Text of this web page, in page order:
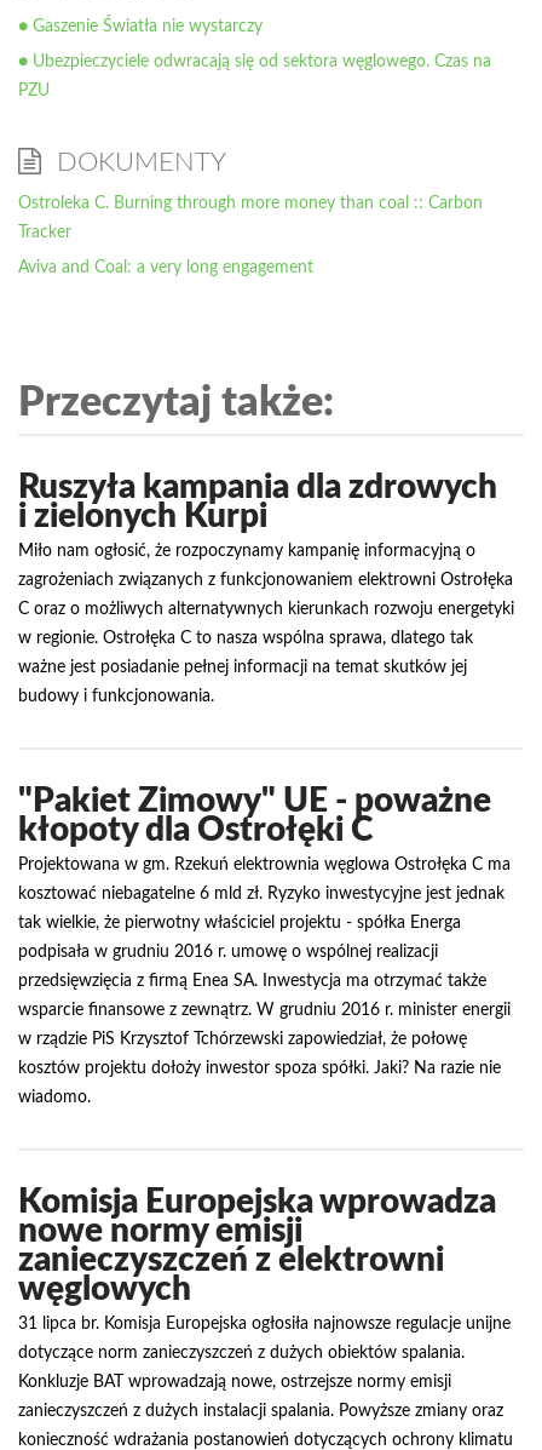
● Gaszenie Światła nie wystarczy
● Ubezpieczyciele odwracają się od sektora węglowego. Czas na
PZU
DOKUMENTY
Ostroleka C. Burning through more money than coal :: Carbon
Tracker
Aviva and Coal: a very long engagement
Przeczytaj także:
Ruszyła kampania dla zdrowych
i zielonych Kurpi
Miło nam ogłosić, że rozpoczynamy kampanię informacyjną o
zagrożeniach związanych z funkcjonowaniem elektrowni Ostrołęka
C oraz o możliwych alternatywnych kierunkach rozwoju energetyki
w regionie. Ostrołęka C to nasza wspólna sprawa, dlatego tak
ważne jest posiadanie pełnej informacji na temat skutków jej
budowy i funkcjonowania.
"Pakiet Zimowy" UE - poważne
kłopoty dla Ostrołęki C
Projektowana w gm. Rzekuń elektrownia węglowa Ostrołęka C ma
kosztować niebagatelne 6 mld zł. Ryzyko inwestycyjne jest jednak
tak wielkie, że pierwotny właściciel projektu - spółka Energa
podpisała w grudniu 2016 r. umowę o wspólnej realizacji
przedsięwzięcia z firmą Enea SA. Inwestycja ma otrzymać także
wsparcie finansowe z zewnątrz. W grudniu 2016 r. minister energii
w rządzie PiS Krzysztof Tchórzewski zapowiedział, że połowę
kosztów projektu dołoży inwestor spoza spółki. Jaki? Na razie nie
wiadomo.
Komisja Europejska wprowadza
nowe normy emisji
zanieczyszczeń z elektrowni
węglowych
31 lipca br. Komisja Europejska ogłosiła najnowsze regulacje unijne
dotyczące norm zanieczyszczeń z dużych obiektów spalania.
Konkluzje BAT wprowadzają nowe, ostrzejsze normy emisji
zanieczyszczeń z dużych instalacji spalania. Powyższe zmiany oraz
konieczność wdrażania postanowień dotyczących ochrony klimatu